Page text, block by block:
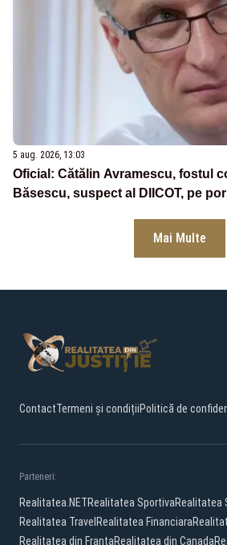
5 aug. 2026, 13:03
Oficial: Cătălin Avramescu, fostul
Băsescu, suspect al DIICOT, pe
Mai Multe
ContactTermeni și condițiiPolitică de
Parteneri:
Realitatea.NETRealitatea SportivaRealitatea
Realitatea Travel Realitatea Financiara
Realitatea din FrantaRealitatea din Canada